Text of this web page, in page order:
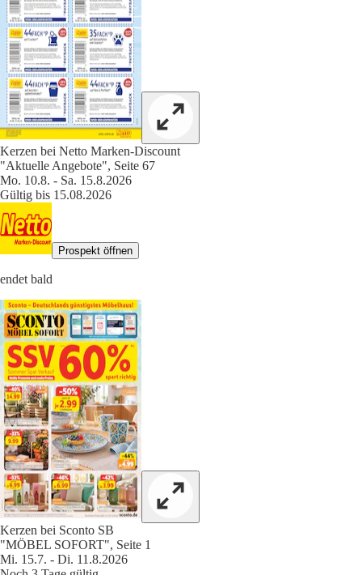
Kerzen bei Netto Marken-Discount
"Aktuelle Angebote", Seite 67
Mo. 10.8. - Sa. 15.8.2026
Gültig bis 15.08.2026
Prospekt öffnen
endet bald
Kerzen bei Sconto SB
"MÖBEL SOFORT", Seite 1
Mi. 15.7. - Di. 11.8.2026